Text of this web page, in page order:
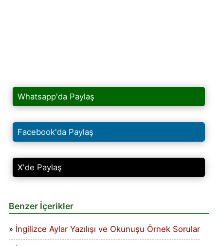
Whatsapp'da Paylaş
Facebook'da Paylaş
X'de Paylaş
Benzer İçerikler
İngilizce Aylar Yazılışı ve Okunuşu Örnek Sorular